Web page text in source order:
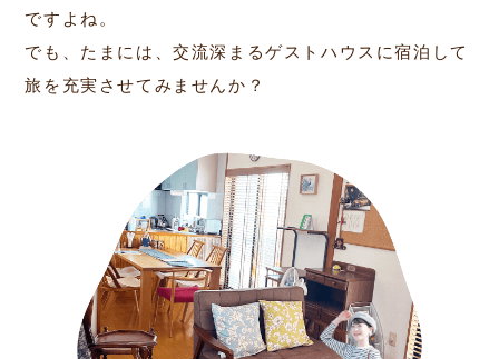
ですよね。
でも、たまには、交流深まるゲストハウスに宿泊して
旅を充実させてみませんか？